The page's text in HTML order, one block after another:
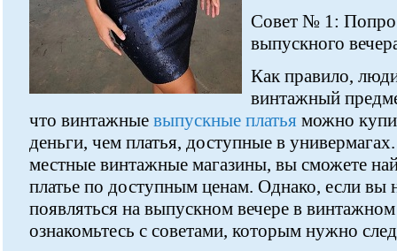
Совет № 1:
выпускного
Как правило,
винтажный
что винтажные выпускные платья можно
деньги, чем платья, доступные в
местные винтажные магазины, вы сможете
платье по доступным ценам. Однако, если вы
появляться на выпускном вечере в
ознакомьтесь с советами, которым нужно